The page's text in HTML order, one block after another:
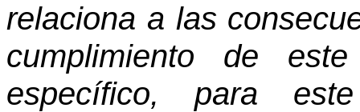
relaciona a las
cumplimiento de
específico, para